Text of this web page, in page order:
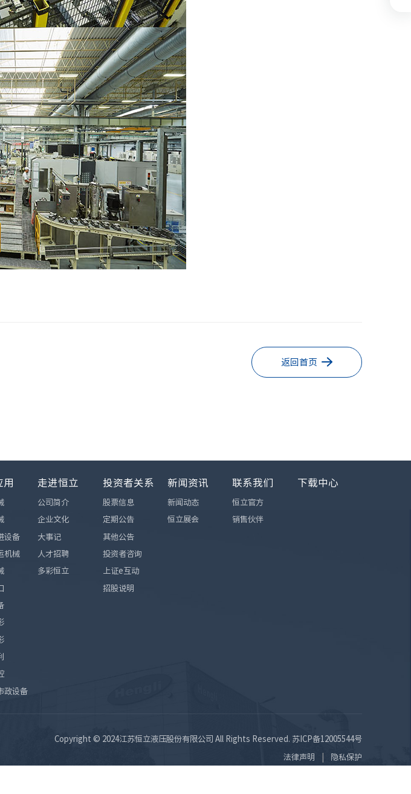
返回首页
用
设备
机械
政设备
走进恒立
公司简介
企业文化
大事记
人才招聘
多彩恒立
投资者关系
股票信息
定期公告
其他公告
投资者咨询
上证e互动
招股说明
新闻资讯
新闻动态
恒立展会
联系我们
恒立官方
销售伙伴
下载中心
Copyright © 2024江苏恒立液压股份有限公司 All Rights Reserved. 苏ICP备12005544号
法律声明 隐私保护